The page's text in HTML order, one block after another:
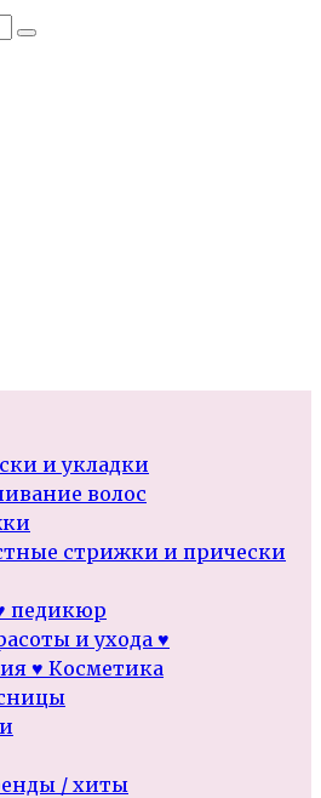
и укладки
волос
стрижки и прически
педикюр
и ухода ♥
♥ Косметика
/ хиты